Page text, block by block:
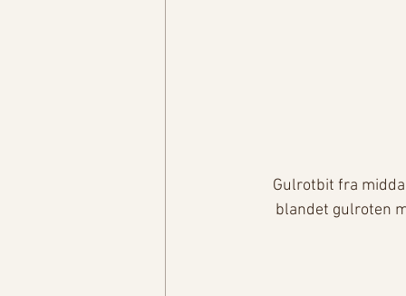
Gulrotbit fra
blandet gulroten